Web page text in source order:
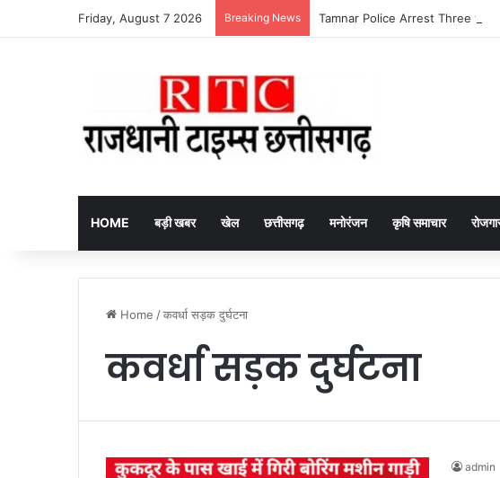
Friday, August 7 2026 Breaking News
HOME बड़ी खबर खेल छत्तीसगढ़ मनोरंजन कृषि समाचार
Home /कवर्धा सड़क दुर्घटना
कवर्धा सड़क दुर्घटना
admin